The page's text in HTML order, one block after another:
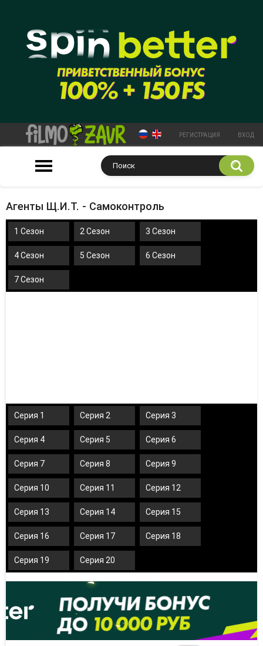
РЕГИСТРАЦИЯ ВХОД
Агенты Щ.И.Т. - Самоконтроль
1 Сезон 2 Сезон 3 Сезон
4 Сезон 5 Сезон 6 Сезон
7 Сезон
Серия 1 Серия 2 Серия 3
Серия 4 Серия 5 Серия 6
Серия 7 Серия 8 Серия 9
Серия 10 Серия 11 Серия 12
Серия 13 Серия 14 Серия 15
Серия 16 Серия 17 Серия 18
Серия 19 Серия 20